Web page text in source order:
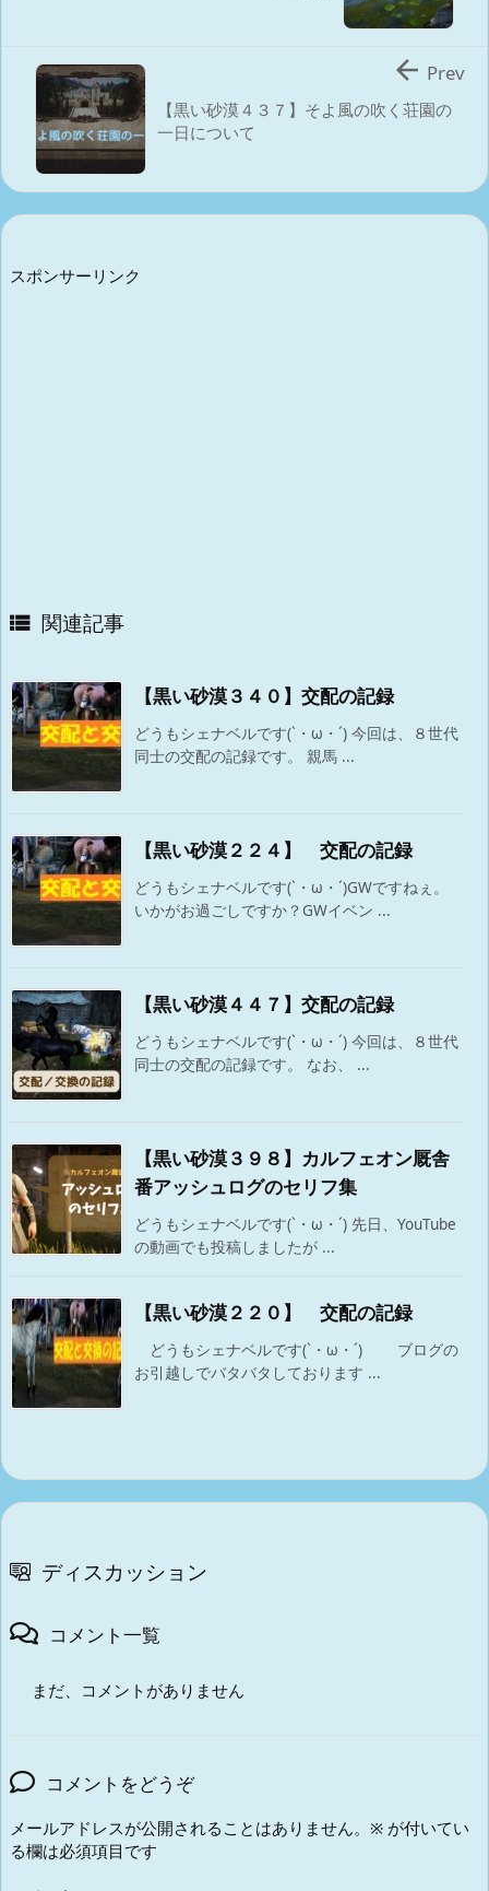
【黒い砂漠４３７】そよ風の吹く荘園の
一日について
 Prev
スポンサーリンク
 関連記事
【黒い砂漠３４０】交配の記録
どうもシェナベルです(`・ω・´) 今回は、８世代
同士の交配の記録です。 親馬 ...
【黒い砂漠２２４】 交配の記録
どうもシェナベルです(`・ω・´)GWですねぇ。
いかがお過ごしですか？GWイベン ...
【黒い砂漠４４７】交配の記録
どうもシェナベルです(`・ω・´) 今回は、８世代
同士の交配の記録です。 なお、 ...
【黒い砂漠３９８】カルフェオン厩舎
番アッシュログのセリフ集
どうもシェナベルです(`・ω・´) 先日、YouTube
の動画でも投稿しましたが ...
【黒い砂漠２２０】 交配の記録
どうもシェナベルです(`・ω・´) ブログの
お引越しでバタバタしております ...
ディスカッション
コメント一覧
まだ、コメントがありません
コメントをどうぞ
メールアドレスが公開されることはありません。 ※ が付いてい
る欄は必須項目です